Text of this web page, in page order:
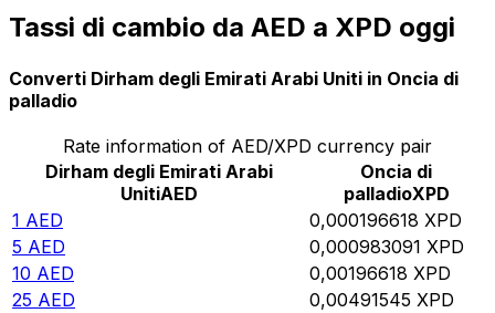
Tassi di cambio da AED a XPD oggi
Converti Dirham degli Emirati Arabi Uniti in Oncia di
palladio
Rate information of AED/XPD currency pair
Dirham degli Emirati Arabi
UnitiAED
Oncia di
palladioXPD
1 AED 0,000196618 XPD
5 AED 0,000983091 XPD
10 AED 0,00196618 XPD
25 AED 0,00491545 XPD